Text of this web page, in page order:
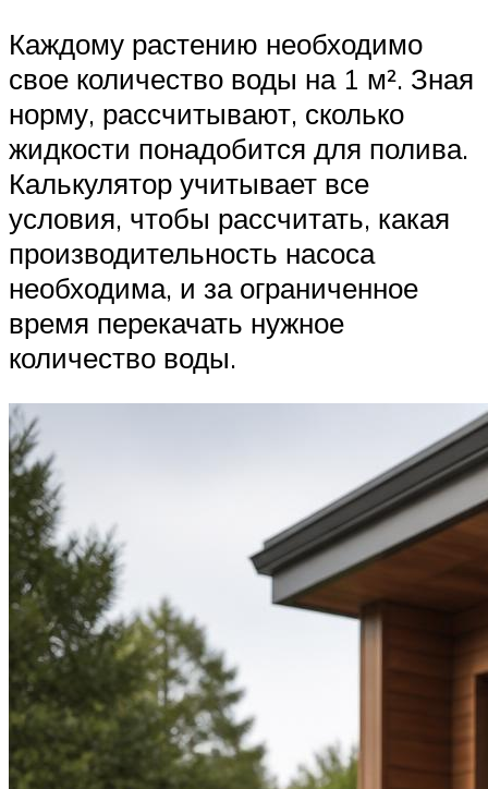
Каждому растению необходимо
свое количество воды на 1 м². Зная
норму, рассчитывают, сколько
жидкости понадобится для полива.
Калькулятор учитывает все
условия, чтобы рассчитать, какая
производительность насоса
необходима, и за ограниченное
время перекачать нужное
количество воды.